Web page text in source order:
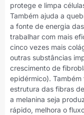
protege e limpa
Também ajuda a
a fonte de energia
trabalhar com mais
cinco vezes mais
outras substâncias
crescimento de
epidérmico).
estrutura das fibras
a melanina seja
rápido, melhora o